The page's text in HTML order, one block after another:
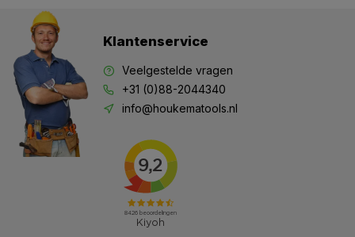
Klantenservice
Veelgestelde vragen
+31 (0)88-2044340
info@houkematools.nl